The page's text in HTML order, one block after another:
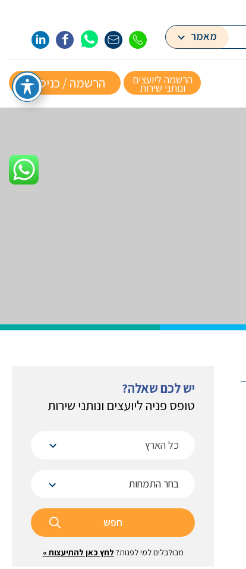
מאמר
הרשמה / כניסה » הרשמה ליועצים
ונותני שירות
יש לכם שאלה?
טופס פניה ליועצים ונותני שירות
כל הארץ
חפש
מבולבלים למי לפנות? לחץ כאן להתיעצות »